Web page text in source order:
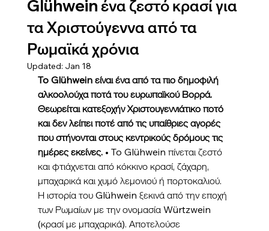
Glühwein ένα ζεστό κρασί για
τα Χριστούγεννα από τα
Ρωμαϊκά χρόνια
Updated: Jan 18
To Glühwein είναι ένα από τα πιο δημοφιλή
αλκοολούχα ποτά του ευρωπαϊκού Βορρά.
Θεωρείται κατεξοχήν Χριστουγεννιάτικο ποτό
και δεν λείπει ποτέ από τις υπαίθριες αγορές
που στήνονται στους κεντρικούς δρόμους τις
ημέρες εκείνες. • To Glühwein πίνεται ζεστό
και φτιάχνεται από κόκκινο κρασί, ζάχαρη,
μπαχαρικά και χυμό λεμονιού ή πορτοκαλιού.
Η ιστορία του Glühwein ξεκινά από την εποχή
των Ρωμαίων με την ονομασία Würtzwein
(κρασί με μπαχαρικά). Αποτελούσε